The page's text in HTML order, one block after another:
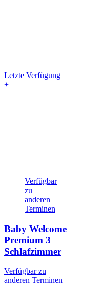
Letzte Verfügung
+
Verfügbar
zu
anderen
Terminen
Baby Welcome
Premium 3
Schlafzimmer
Verfügbar zu
anderen Terminen